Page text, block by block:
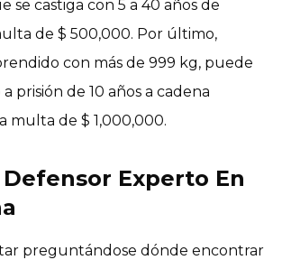
se castiga con 5 a 40 años de
de $ 500,000. Por último,
con más de 999 kg, puede
prisión de 10 años a cadena
multa de $ 1,000,000.
Experto En
preguntándose dónde encontrar